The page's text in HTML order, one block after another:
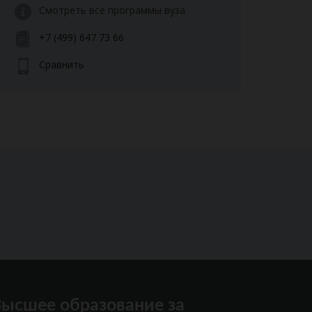
Смотреть все программы вуза
+7 (499) 647 73 66
Сравнить
образование за